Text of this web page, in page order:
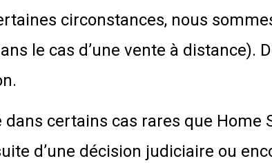
circonstances, nous
le cas d’une vente à
certains cas rares que
d’une décision judiciaire ou